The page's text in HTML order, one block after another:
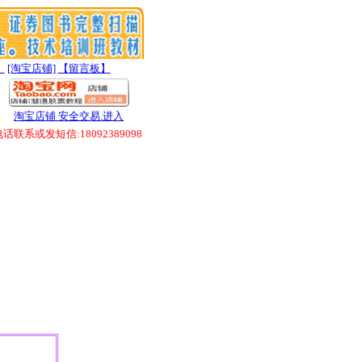
[淘宝店铺] 【留言板】
淘宝店铺 安全交易.进入
联系或发短信:18092389098